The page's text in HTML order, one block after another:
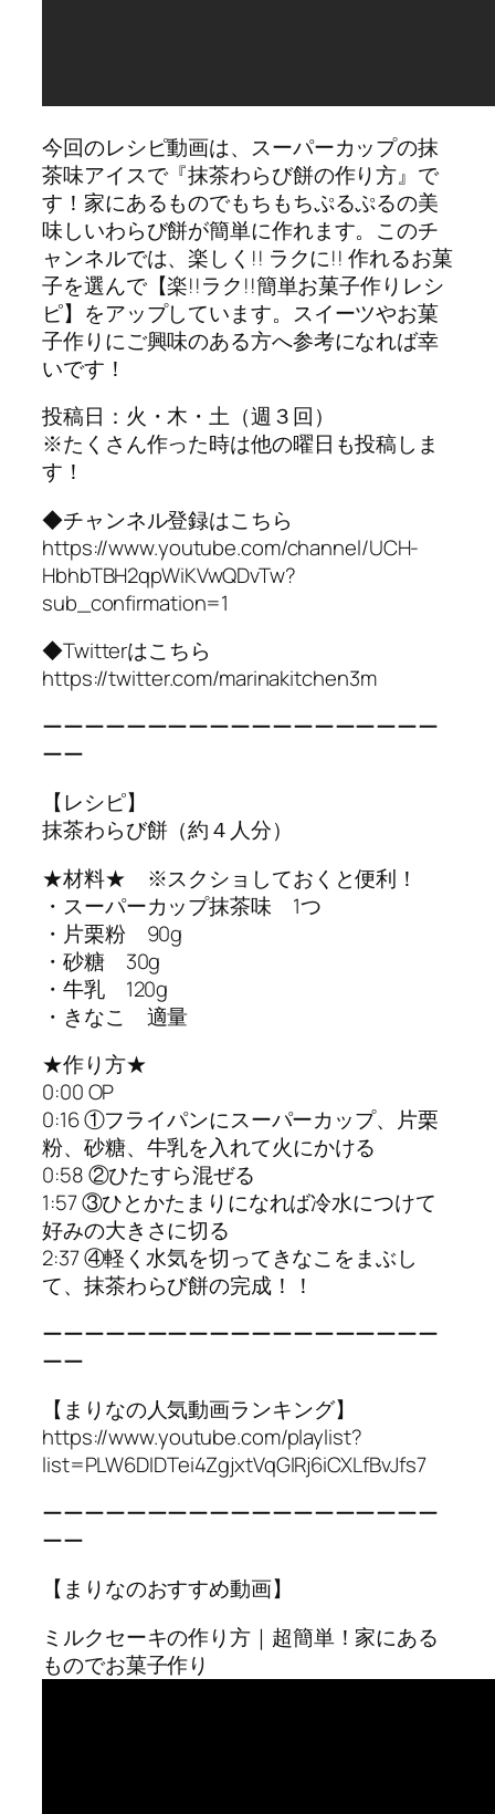
今回のレシピ動画は、スーパーカップの抹
茶味アイスで『抹茶わらび餅の作り方』で
す！家にあるものでもちもちぷるぷるの美
味しいわらび餅が簡単に作れます。このチ
ャンネルでは、楽しく!! ラクに!! 作れるお菓
子を選んで【楽!!ラク!!簡単お菓子作りレシ
ピ】をアップしています。スイーツやお菓
子作りにご興味のある方へ参考になれば幸
いです！
投稿日：火・木・土（週３回）
※たくさん作った時は他の曜日も投稿しま
す！
◆チャンネル登録はこちら
https://www.youtube.com/channel/UCH-
HbhbTBH2qpWiKVwQDvTw?
sub_confirmation=1
◆Twitterはこちら
https://twitter.com/marinakitchen3m
ーーーーーーーーーーーーーーーーーーー
ーー
【レシピ】
抹茶わらび餅（約４人分）
★材料★ ※スクショしておくと便利！
・スーパーカップ抹茶味 1つ
・片栗粉 90g
・砂糖 30g
・牛乳 120g
・きなこ 適量
★作り方★
0:00 OP
0:16 ①フライパンにスーパーカップ、片栗
粉、砂糖、牛乳を入れて火にかける
0:58 ②ひたすら混ぜる
1:57 ③ひとかたまりになれば冷水につけて
好みの大きさに切る
2:37 ④軽く水気を切ってきなこをまぶし
て、抹茶わらび餅の完成！！
ーーーーーーーーーーーーーーーーーーー
ーー
【まりなの人気動画ランキング】
https://www.youtube.com/playlist?
list=PLW6DIDTei4ZgjxtVqGIRj6iCXLfBvJfs7
ーーーーーーーーーーーーーーーーーーー
ーー
【まりなのおすすめ動画】
ミルクセーキの作り方｜超簡単！家にある
ものでお菓子作り